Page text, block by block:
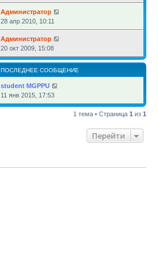
Администратор
28 апр 2010, 10:11
Администратор
20 окт 2009, 15:08
ПОСЛЕДНЕЕ СООБЩЕНИЕ
student MGPPU
11 янв 2015, 17:53
1 тема • Страница 1 из 1
Перейти